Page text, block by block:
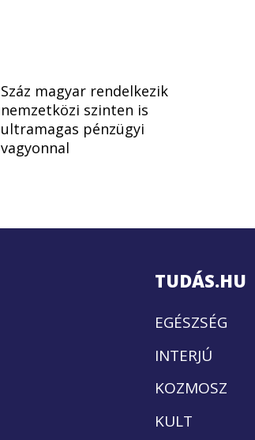
Száz magyar rendelkezik
nemzetközi szinten is
ultramagas pénzügyi
vagyonnal
TUDÁS.HU
EGÉSZSÉG
INTERJÚ
KOZMOSZ
KULT